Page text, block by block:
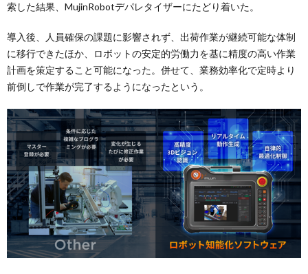
索した結果、MujinRobotデパレタイザーにたどり着いた。
導入後、人員確保の課題に影響されず、出荷作業が継続可能な体制
に移行できたほか、ロボットの安定的労働力を基に精度の高い作業
計画を策定すること可能になった。併せて、業務効率化で定時より
前倒しで作業が完了するようになったという。